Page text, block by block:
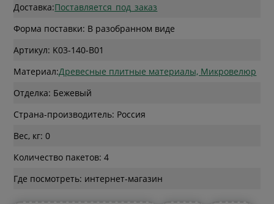
Доставка:Поставляется_под_заказ
Форма поставки: В разобранном виде
Артикул: K03-140-B01
Материал:Древесные плитные материалы, Микровелюр
Отделка: Бежевый
Страна-производитель: Россия
Вес, кг: 0
Количество пакетов: 4
Где посмотреть: интернет-магазин